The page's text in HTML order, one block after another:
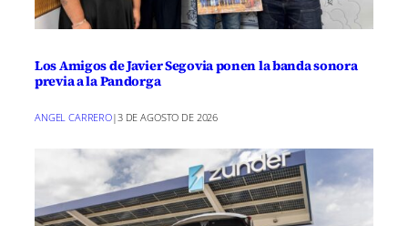
Los Amigos de Javier Segovia ponen la banda sonora
previa a la Pandorga
ANGEL CARRERO|3 DE AGOSTO DE 2026